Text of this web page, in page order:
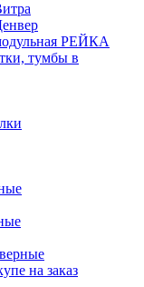
РЕЙКА
тумбы в
на заказ